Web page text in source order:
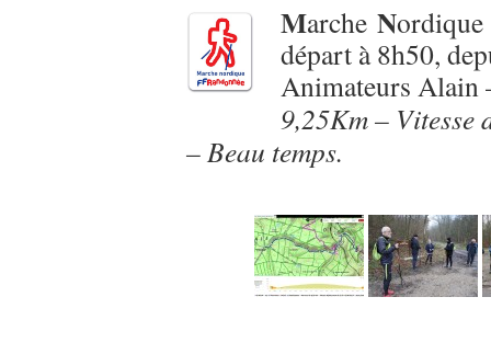
Marche N
départ à 8h50,
Animateurs Alain
9,25Km – Vitesse
– Beau temps.